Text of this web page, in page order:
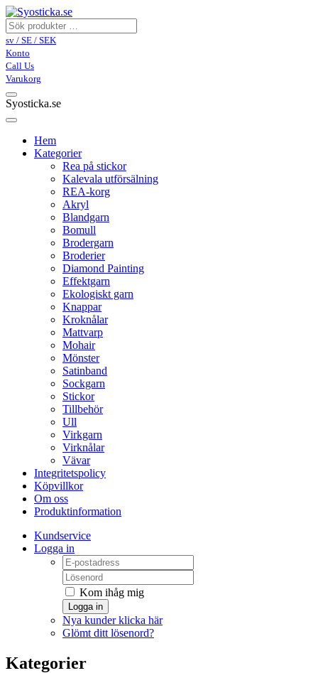
sv / SE / SEK
Konto
Call Us
Varukorg
Syosticka.se
Hem
Kategorier
Rea på stickor
Kalevala utförsälning
REA-korg
Akryl
Blandgarn
Bomull
Brodergarn
Broderier
Diamond Painting
Effektgarn
Ekologiskt garn
Knappar
Kroknålar
Mattvarp
Mohair
Mönster
Satinband
Sockgarn
Stickor
Tillbehör
Ull
Virkgarn
Virknålar
Vävar
Integritetspolicy
Köpvillkor
Om oss
Produktinformation
Kundservice
Logga in
Kom ihåg mig
Logga in
Nya kunder klicka här
Glömt ditt lösenord?
Kategorier